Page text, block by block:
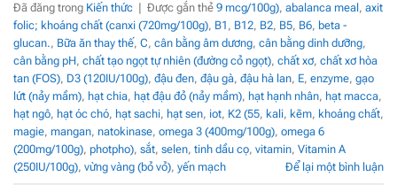
Đã đăng trong Kiến thức Được gắn thẻ 9 mcg/100g), abalanca meal, axit
folic; khoáng chất (canxi (720mg/100g), B1 , B12, B2, B5, B6, beta -
glucan., Bữa ăn thay thế, C, cân bằng âm dương, cân bằng dinh dưỡng,
cân bằng pH, chất tạo ngọt tự nhiên (đường cỏ ngọt), chất xơ, chất xơ hòa
tan (FOS), D3 (120IU/100g), đậu đen, đậu gà, đậu hà lan, E, enzyme, gạo
lứt (nảy mầm), hạt chia, hạt đậu đỏ (nảy mầm), hạt hạnh nhân, hạt macca,
hạt ngô, hạt óc chó, hạt sachi, hạt sen, iot, K2 (55, kali, kẽm, khoáng chất,
magie, mangan, natokinase, omega 3 (400mg/100g), omega 6
(200mg/100g), photpho), sắt, selen, tinh dầu cọ, vitamin, Vitamin A
(250IU/100g), vừng vàng (bỏ vỏ), yến mạch Để lại một bình luận